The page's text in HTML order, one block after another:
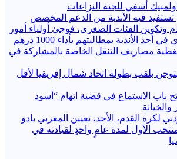
أولمبيك أسفي للجنة النزاعات
فيه الأندية من الدعم المخصص
وتكوين الفئات الصغرى، فوجئ أولياء أمور
لاعبي فئة الكادي في أحد الأندية بمطالبتهم بأداء 1000 درهم
مصاريف التنقل الخاصة بالمشاركة في
بلقب بطولة اتحاد شمال إفريقيا لأقل
باب الاستماع في قضية اتهام “أسود
والخيانة
لكرة القدم، الأحد، تعيين المغربي بادو
الأول لمدة عامٍ واحدٍ لقيادته ​في